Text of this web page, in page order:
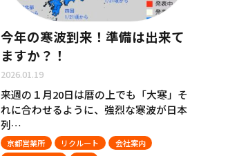
今年の寒波到来！準備は出来て
ますか？！
2026.01.19
来週の１月20日は暦の上でも「大寒」そ
れに合わせるように、強烈な寒波が日本
列…
京都営業所 リクルート
会社案内